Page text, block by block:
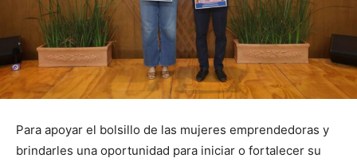
Para apoyar el bolsillo de las mujeres emprendedoras y
brindarles una oportunidad para iniciar o fortalecer su